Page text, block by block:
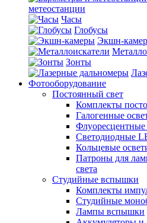
метеостанции
Часы
Глобусы
Экшн-
Зонты
Фотооборудование
Постоянный свет
Комплекты
Галогенные
Флуоресцентные
Светодиодные
Кольцевые
Патроны для
света
Студийные вспышки
Комплекты
Студийные
Лампы вспышки